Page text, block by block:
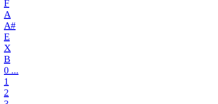
F
A
A#
E
X
B
0 ...
1
2